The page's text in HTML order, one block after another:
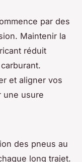
par des
Maintenir la
réduit
et aligner vos
une usure
des pneus au
long trajet.